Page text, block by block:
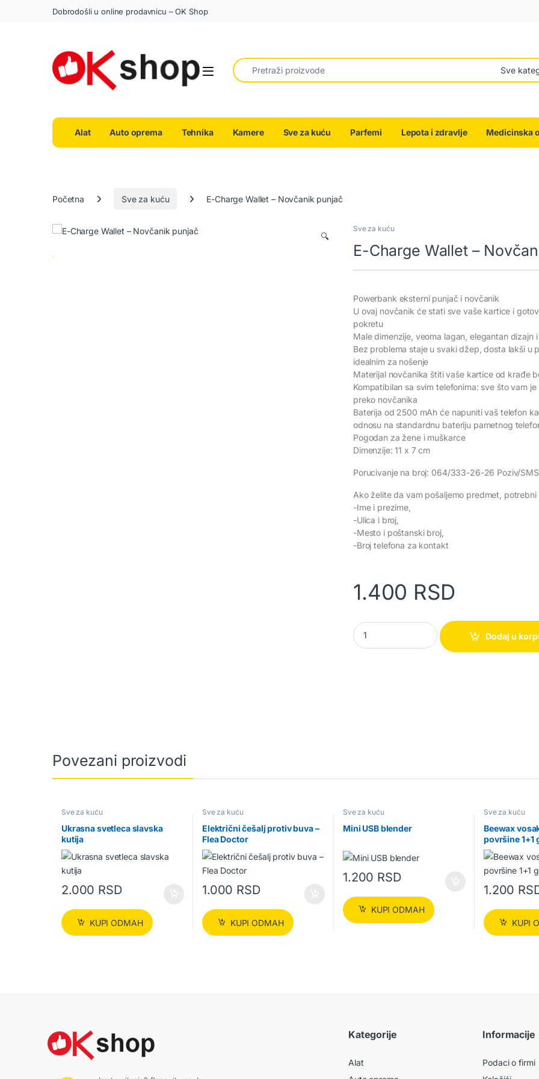
Dobrodošli u online prodavnicu – OK Shop
Search for:
Alat Auto oprema Tehnika Kamere Sve za kuću Parfemi Lepota i zdravlje Medicinska
Početna Sve za kuću E-Charge Wallet – Novčanik punjač
🔍
Sve za kuću
E-Charge Wallet –
Powerbank eksterni punjač i novčanik
U ovaj novčanik će stati sve vaše kartice i
pokretu
Male dimenzije, veoma lagan, elegantan dizajn
Bez problema staje u svaki džep, dosta lakši u
idealnim za nošenje
Materijal novčanika štiti vaše kartice od krađe
Kompatibilan sa svim telefonima: sve što vam
preko novčanika
Baterija od 2500 mAh će napuniti vaš telefon
odnosu na standardnu bateriju pametnog
Pogodan za žene i muškarce
Dimenzije: 11 x 7 cm
Porucivanje na broj: 064/333-26-26 Poziv/SMS
Ako želite da vam pošaljemo predmet, potrebni
-Ime i prezime,
-Ulica i broj,
-Mesto i poštanski broj,
-Broj telefona za kontakt
1.400 RSD
E-Charge Wallet – Novčanik punjač quantity
Dodaj u
Povezani proizvodi
Sve za kuću
Ukrasna svetleca slavska
kutija
2.000 RSD
KUPI ODMAH
Sve za kuću
Električni češalj protiv buva –
Flea Doctor
1.000 RSD
KUPI ODMAH
Sve za kuću
Mini USB blender
1.200 RSD
KUPI ODMAH
Sve za kuću
Beewax
površine 1+1
1.200
KUPI
Kategorije
Alat
Informacije
Podaci o firmi